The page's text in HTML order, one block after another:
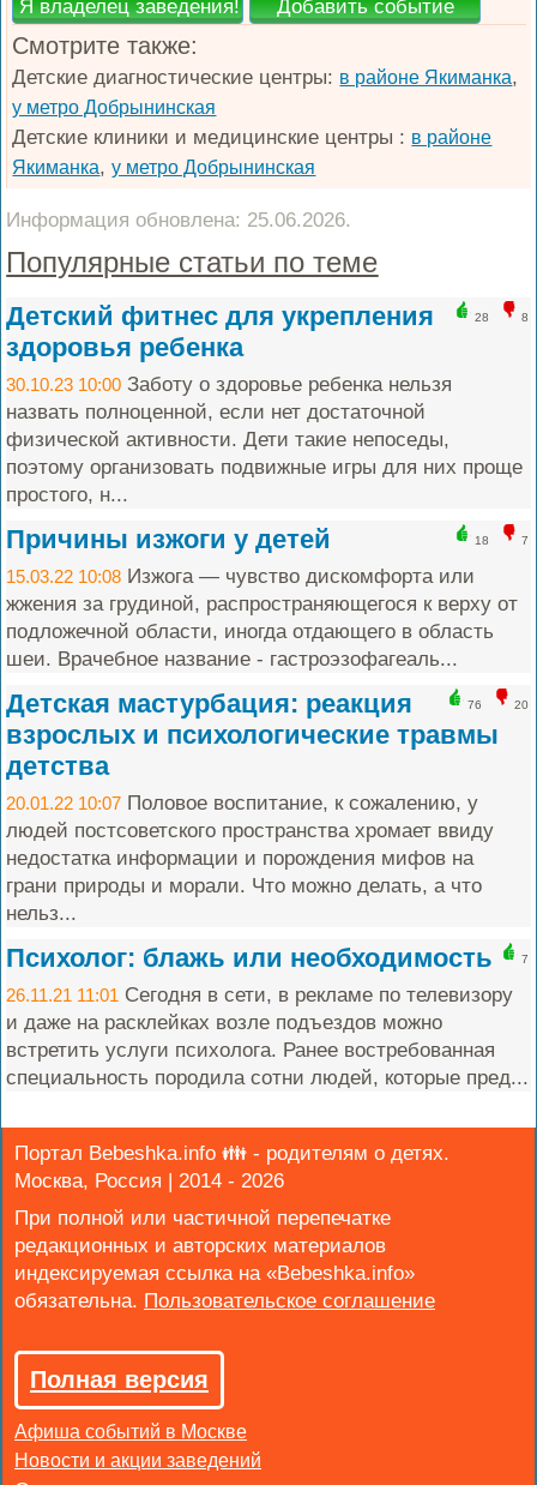
Смотрите также:
Детские диагностические центры: в районе Якиманка,
у метро Добрынинская
Детские клиники и медицинские центры : в районе
Якиманка,у метро Добрынинская
Информация обновлена: 25.06.2026.
Популярные статьи по теме
28 8
Детский фитнес для укрепления
здоровья ребенка
30.10.23 10:00 Заботу о здоровье ребенка нельзя
назвать полноценной, если нет достаточной
физической активности. Дети такие непоседы,
поэтому организовать подвижные игры для них проще
простого, н...
18 7
Причины изжоги у детей
15.03.22 10:08 Изжога — чувство дискомфорта или
жжения за грудиной, распространяющегося к верху от
подложечной области, иногда отдающего в область
шеи. Врачебное название - гастроэзофагеаль...
76 20
Детская мастурбация: реакция
взрослых и психологические травмы
детства
20.01.22 10:07 Половое воспитание, к сожалению, у
людей постсоветского пространства хромает ввиду
недостатка информации и порождения мифов на
грани природы и морали. Что можно делать, а что
нельз...
7
Психолог: блажь или необходимость
26.11.21 11:01 Сегодня в сети, в рекламе по телевизору
и даже на расклейках возле подъездов можно
встретить услуги психолога. Ранее востребованная
специальность породила сотни людей, которые пред...
Портал Bebeshka.info 👪 - родителям о детях.
Москва, Россия | 2014 - 2026
При полной или частичной перепечатке
редакционных и авторских материалов
индексируемая ссылка на «Bebeshka.info»
обязательна.
Полная версия
Афиша событий в Москве
Новости и акции заведений